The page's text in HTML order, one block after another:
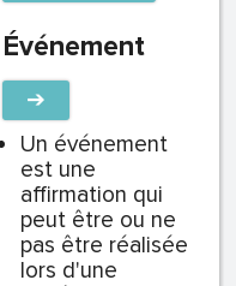
Événement
➔
Un événement
est une
affirmation qui
peut être ou ne
pas être réalisée
lors d'une